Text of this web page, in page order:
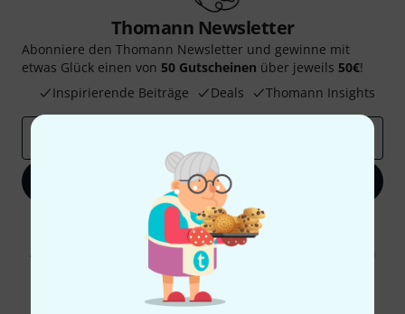
Thomann Newsletter
Abonniere den Thomann Newsletter und gewinne mit
etwas Glück einen von 50 Gutscheinen über jeweils 50€!
Inspirierende Beiträge
Deals Thomann Insights
Jetzt anmelden
Mit Klick auf „Jetzt anmelden“ stimmen Sie dem Erhalt von E-Mail-
Werbung und einer Messung des E-Mail-Nutzungsverhaltens zu. Die
Abmeldung ist jederzeit möglich. Weitere Informationen finden Sie in
unseren
Datenschutzhinweisen
* Pflichtfeld